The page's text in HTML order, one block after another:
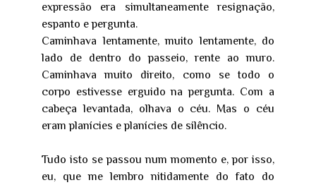
expressão era simultaneamente resignação,
espanto e pergunta.
Caminhava lentamente, muito lentamente, do
lado de dentro do passeio, rente ao muro.
Caminhava muito direito, como se todo o
corpo estivesse erguido na pergunta. Com a
cabeça levantada, olhava o céu. Mas o céu
eram planícies e planícies de silêncio.
Tudo isto se passou num momento e, por isso,
eu, que me lembro nitidamente do fato do